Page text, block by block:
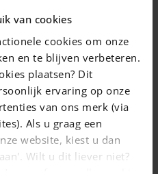
van cookies
cookies om onze
en te blijven verbeteren.
plaatsen? Dit
ervaring op onze
van ons merk (via
Als u graag een
website, kiest u dan
Wilt u dit liever niet?
dit hegn op uden
har spørgsmål,